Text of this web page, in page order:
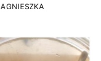
AGNIESZKA